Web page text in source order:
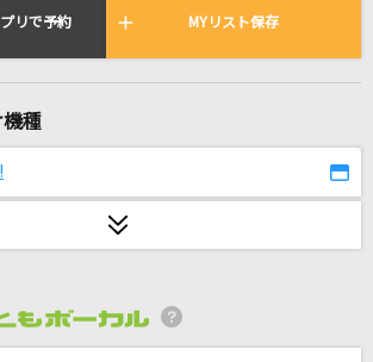
タイムで歌われている曲の一覧
リで予約 MYリスト保存
機種